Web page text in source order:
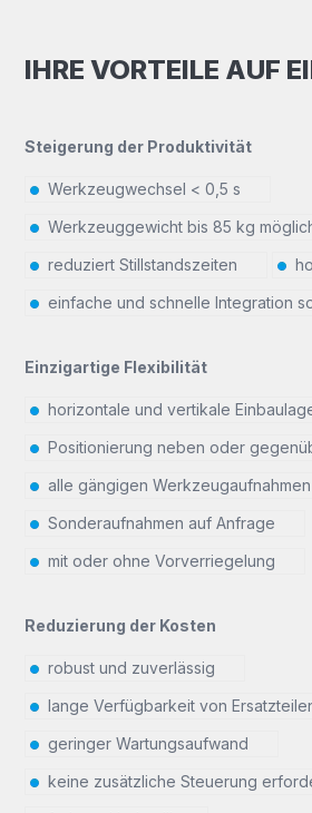
IHRE VORTEILE AUF
Steigerung der Produktivität
Werkzeugwechsel < 0,5 s
Werkzeuggewicht bis 85 kg
reduziert Stillstandszeiten
einfache und schnelle Integration
Einzigartige Flexibilität
horizontale und vertikale
Positionierung neben oder
alle gängigen Werkzeugaufnahmen
Sonderaufnahmen auf Anfrage
mit oder ohne Vorverriegelung
Reduzierung der Kosten
robust und zuverlässig
lange Verfügbarkeit von
geringer Wartungsaufwand
keine zusätzliche Steuerung